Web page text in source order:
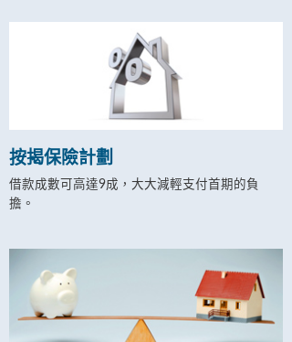
按揭保險計劃
借款成數可高達9成，大大減輕支付首期的負
擔。